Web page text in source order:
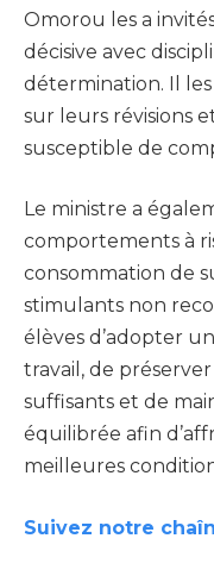
Omorou les a
décisive avec
détermination. Il
sur leurs révisions
susceptible de
Le ministre a
comportements à
consommation de
stimulants non
élèves d’adopter
travail, de
suffisants et de
équilibrée afin
meilleures
Suivez notre